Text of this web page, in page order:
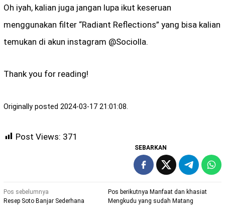
Oh iyah, kalian juga jangan lupa ikut keseruan
menggunakan filter “Radiant Reflections” yang bisa kalian
temukan di akun instagram @Sociolla.
Thank you for reading!
Originally posted 2024-03-17 21:01:08.
Post Views: 371
SEBARKAN
Navigasi
pos
Pos sebelumnya
Resep Soto Banjar Sederhana
Pos berikutnya Manfaat dan khasiat
Mengkudu yang sudah Matang